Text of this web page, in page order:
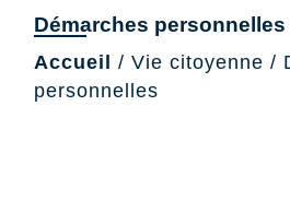
Démarches personnelles
Accueil / Vie citoyenne /
personnelles